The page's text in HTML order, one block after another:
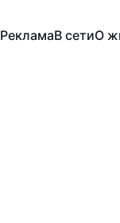
РекламаВ сетиО